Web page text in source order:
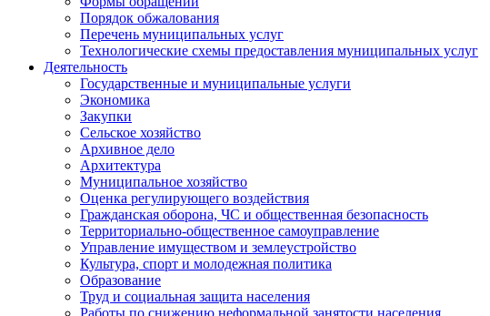
Порядок обжалования
Перечень муниципальных услуг
Технологические схемы предоставления муниципальных услуг
Деятельность
Государственные и муниципальные услуги
Экономика
Закупки
Сельское хозяйство
Архивное дело
Архитектура
Муниципальное хозяйство
Оценка регулирующего воздействия
Гражданская оборона, ЧС и общественная безопасность
Территориально-общественное самоуправление
Управление имуществом и землеустройство
Культура, спорт и молодежная политика
Образование
Труд и социальная защита населения